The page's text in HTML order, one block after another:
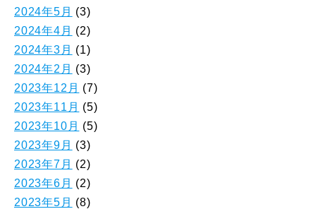
2024年5月 (3)
2024年4月 (2)
2024年3月 (1)
2024年2月 (3)
2023年12月 (7)
2023年11月 (5)
2023年10月 (5)
2023年9月 (3)
2023年7月 (2)
2023年6月 (2)
2023年5月 (8)